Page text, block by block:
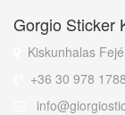
Gorgio Sticker
Kiskunhalas
+36 30 978 1788